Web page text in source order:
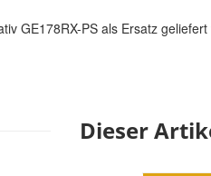
GE178RX-PS als Ersatz
Dieser